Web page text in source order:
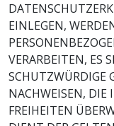
EINLEGEN,
VERARBEITEN, ES
SCHUTZWÜRDIGE
NACHWEISEN, DIE
FREIHEITEN